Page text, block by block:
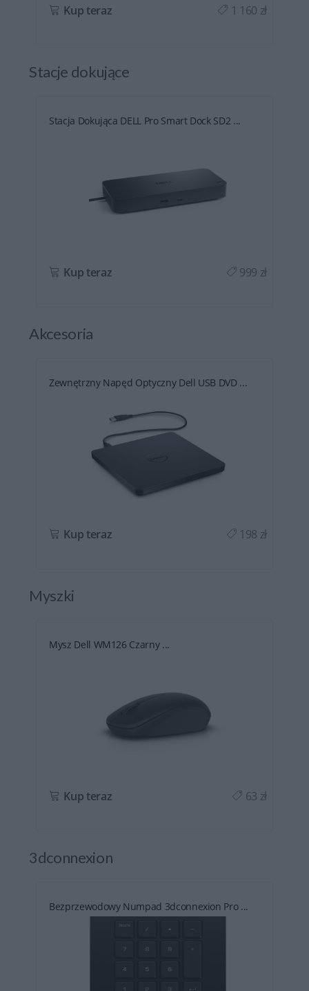
Kup teraz 1 160 zł
Stacje dokujące
Stacja Dokująca DELL Pro Smart Dock SD2 ...
Kup teraz 999 zł
Akcesoria
Zewnętrzny Napęd Optyczny Dell USB DVD ...
Kup teraz 198 zł
Myszki
Mysz Dell WM126 Czarny ...
Kup teraz 63 zł
3dconnexion
Bezprzewodowy Numpad 3dconnexion Pro ...